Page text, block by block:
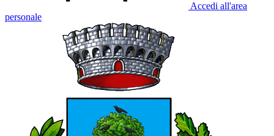
Accedi all'area
personale